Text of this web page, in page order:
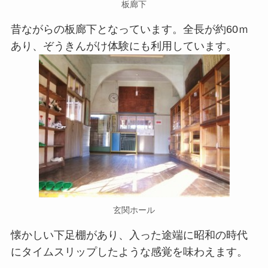
板廊下
昔ながらの板廊下となっています。全長が約60ｍ
あり、ぞうきんがけ体験にも利用しています。
玄関ホール
懐かしい下足棚があり、入った途端に昭和の時代
にタイムスリップしたような感覚を味わえます。